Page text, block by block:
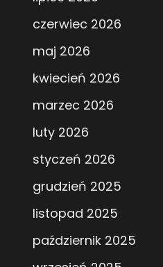
czerwiec 2026
maj 2026
kwiecień 2026
marzec 2026
luty 2026
styczeń 2026
grudzień 2025
listopad 2025
październik 2025